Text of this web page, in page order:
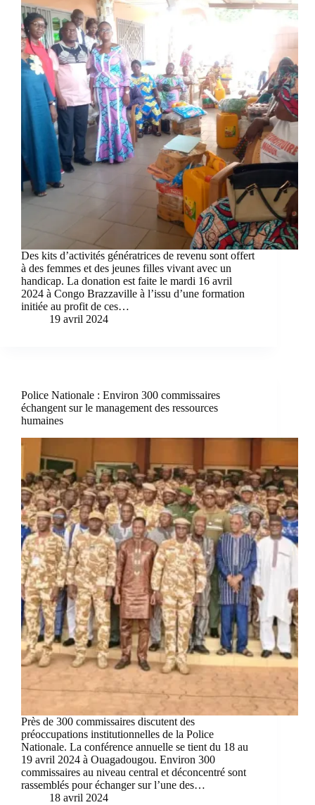
Des kits d’activités génératrices de revenu sont offert
à des femmes et des jeunes filles vivant avec un
handicap. La donation est faite le mardi 16 avril
2024 à Congo Brazzaville à l’issu d’une formation
initiée au profit de ces…
19 avril 2024
Police Nationale : Environ 300 commissaires
échangent sur le management des ressources
humaines
Près de 300 commissaires discutent des
préoccupations institutionnelles de la Police
Nationale. La conférence annuelle se tient du 18 au
19 avril 2024 à Ouagadougou. Environ 300
commissaires au niveau central et déconcentré sont
rassemblés pour échanger sur l’une des…
18 avril 2024